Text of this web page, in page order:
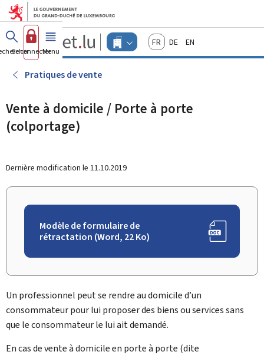
Aller au menu principal
Aller au contenu
Guichet.lu
Changer
d'espace
actif
FrançaisDeutschEnglish
Se connecterMenu principal
Pratiques de vente
Vente à domicile / Porte à porte
(colportage)
Dernière modification le 11.10.2019
Modèle de formulaire de
rétractation (Word, 22 Ko)
Un professionnel peut se rendre au domicile d’un
consommateur pour lui proposer des biens ou services sans
que le consommateur le lui ait demandé.
En cas de vente à domicile en porte à porte (dite